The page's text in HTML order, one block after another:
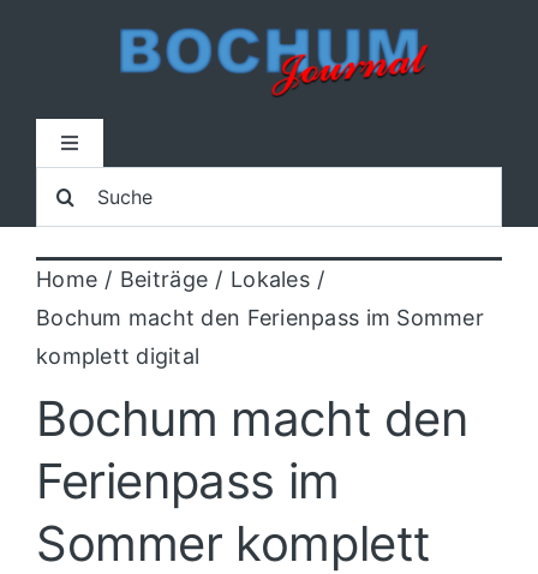
Toggle
Home
Lokal
Blaulicht
Sport
Kultur
Suche
nach:
Home Beiträge
Lokales
Bochum macht den Ferienpass im Sommer
komplett digital
Bochum macht den
Ferienpass im
Sommer komplett